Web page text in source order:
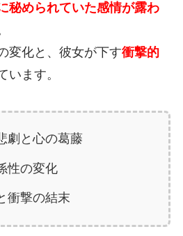
秘められていた感情が露わ
変化と、彼女が下す衝撃的
います。
劇と心の葛藤
性の変化
衝撃の結末